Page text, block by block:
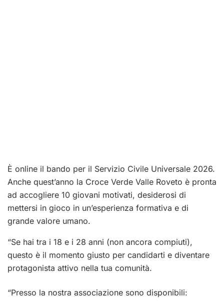
È online il bando per il Servizio Civile Universale 2026.
Anche quest’anno la Croce Verde Valle Roveto è pronta
ad accogliere 10 giovani motivati, desiderosi di
mettersi in gioco in un’esperienza formativa e di
grande valore umano.
“Se hai tra i 18 e i 28 anni (non ancora compiuti),
questo è il momento giusto per candidarti e diventare
protagonista attivo nella tua comunità.
“Presso la nostra associazione sono disponibili: